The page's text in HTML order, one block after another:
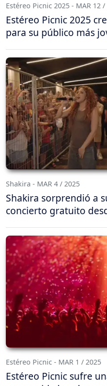
Estéreo Picnic 2025 - MAR 12 /
Estéreo Picnic 2025
para su público más
Shakira - MAR 4 / 2025
Shakira sorprendió a
concierto gratuito
Estéreo Picnic - MAR 1 / 2025
Estéreo Picnic sufre